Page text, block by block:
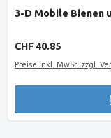
3-D Mobile Bienen
Regulärer Preis:
CHF 40.85
Preise inkl. MwSt. zzgl.